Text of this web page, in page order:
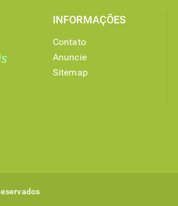
INFORMAÇÕES
Contato
Anuncie
Sitemap